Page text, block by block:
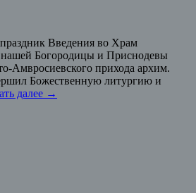
Введения во Храм
Богородицы и Приснодевы
Амвросиевского прихода архим.
Божественную литургию и
далее →